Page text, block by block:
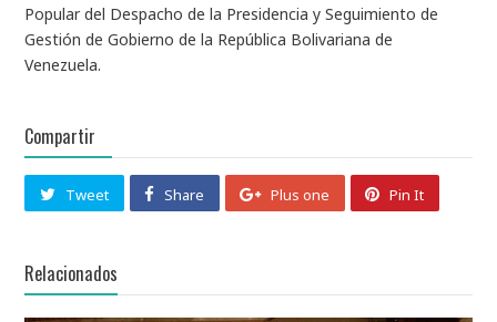
Popular del Despacho de la Presidencia y Seguimiento de
Gestión de Gobierno de la República Bolivariana de
Venezuela.
Compartir
Tweet Share Plus one Pin It
Relacionados